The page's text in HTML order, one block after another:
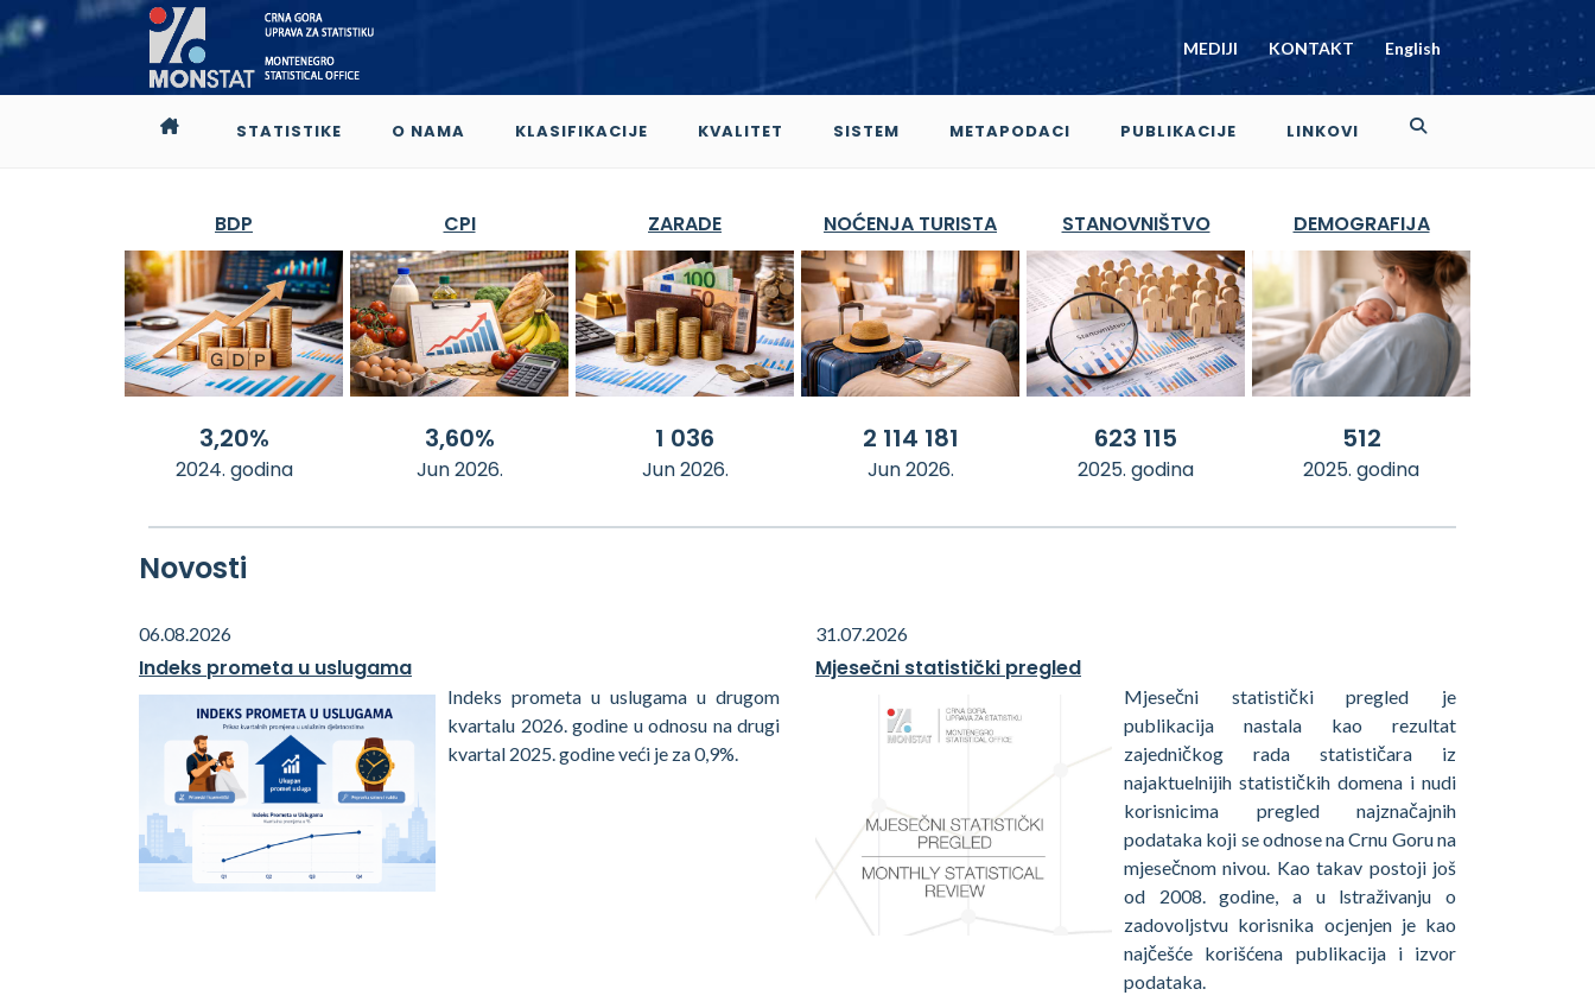
MEDIJI KONTAKT English
STATISTIKE O NAMA KLASIFIKACIJE KVALITET SISTEM METAPODACI PUBLIKACIJE LINKOVI
BDP
3,20%
2024. godina
CPI
3,60%
Jun 2026.
ZARADE
1 036
Jun 2026.
NOĆENJA TURISTA
2 114 181
Jun 2026.
STANOVNIŠTVO
623 115
2025. godina
DEMOGRAFIJA
512
2025. godina
Novosti
06.08.2026
Indeks prometa u uslugama
Indeks prometa u uslugama u drugom
kvartalu 2026. godine u odnosu na drugi
kvartal 2025. godine veći je za 0,9%.
31.07.2026
Mjesečni statistički pregled
Mjesečni statistički pregled je
publikacija nastala kao rezultat
zajedničkog rada statističara iz
najaktuelnijih statističkih domena i nudi
korisnicima pregled najznačajnih
podataka koji se odnose na Crnu Goru na
mjesečnom nivou. Kao takav postoji još
od 2008. godine, a u lstraživanju o
zadovoljstvu korisnika ocjenjen je kao
najčešće korišćena publikacija i izvor
podataka.